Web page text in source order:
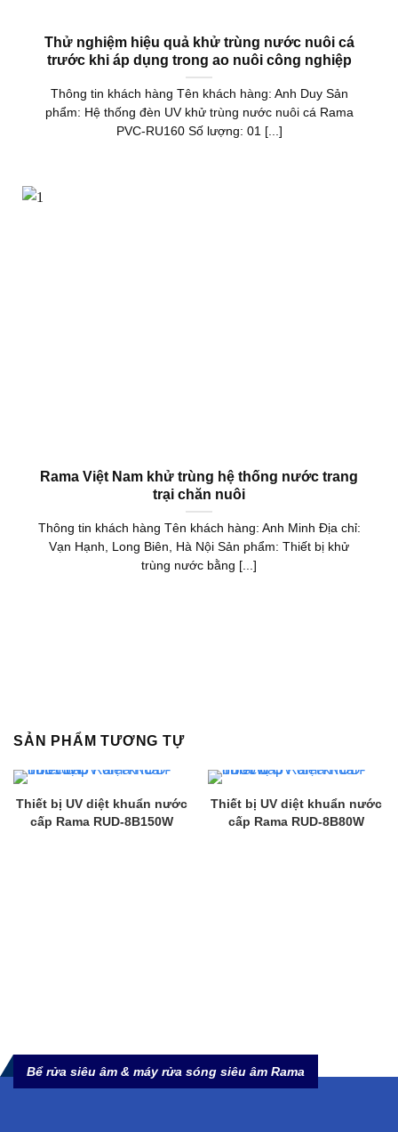
Thử nghiệm hiệu quả khử trùng nước nuôi cá
trước khi áp dụng trong ao nuôi công nghiệp
Thông tin khách hàng Tên khách hàng: Anh Duy Sản
phẩm: Hệ thống đèn UV khử trùng nước nuôi cá Rama
PVC-RU160 Số lượng: 01 [...]
Rama Việt Nam khử trùng hệ thống nước trang
trại chăn nuôi
Thông tin khách hàng Tên khách hàng: Anh Minh Địa chỉ:
Vạn Hạnh, Long Biên, Hà Nội Sản phẩm: Thiết bị khử
trùng nước bằng [...]
SẢN PHẨM TƯƠNG TỰ
Thiết bị UV diệt khuẩn nước
cấp Rama RUD-8B150W
Thiết bị UV diệt khuẩn nước
cấp Rama RUD-8B80W
Bể rửa siêu âm & máy rửa sóng siêu âm Rama